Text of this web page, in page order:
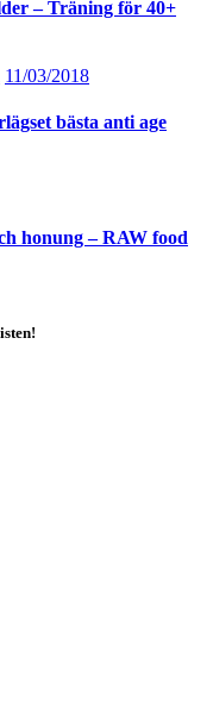
– Träning för 40+
11/03/2018
bästa anti age
honung – RAW food